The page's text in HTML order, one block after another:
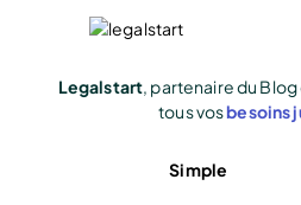
Legalstart , partenaire du
tous vosbesoins
Simple